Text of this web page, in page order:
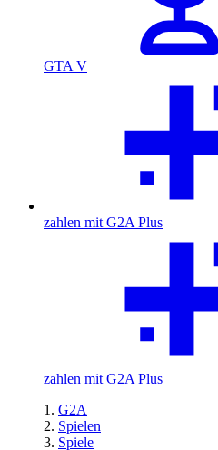
GTA V
zahlen mit G2A Plus
zahlen mit G2A Plus
G2A
Spielen
Spiele